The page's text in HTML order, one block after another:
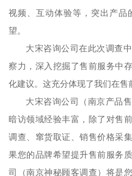
视频、互动体验等，突出产品
望。
大宋咨询公司在此次调查
察力，深入挖掘了售前服务中
化建议。这充分体现了我们在售
大宋咨询公司
（ 南京产品
暗访领域经验丰富，除了对售
调查、窜货取证、销售价格采
果您的品牌希望提升售前服务
司
（南京神秘顾客调查 ） 将是